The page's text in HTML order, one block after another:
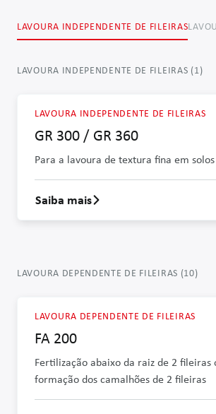
LAVOURA INDEPENDENTE DE FILEIRAS
LAVOURA INDEPENDENTE DE FILEIRAS (1)
LAVOURA INDEPENDENTE DE FILEIRAS
GR 300 / GR 360
Para a lavoura de textura fina em
Saber mais sobre GR 300 /
Saiba mais
LAVOURA DEPENDENTE DE FILEIRAS (10)
LAVOURA DEPENDENTE DE FILEIRAS
FA 200
Fertilização abaixo da raiz de 2 fileiras
formação dos camalhões de 2 fileiras